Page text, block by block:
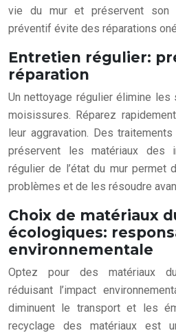
vie du mur et préservent son
préventif évite des réparations
Entretien régulier:
réparation
Un nettoyage régulier élimine
moisissures. Réparez
leur aggravation. Des
préservent les matériaux des
régulier de l’état du mur permet
problèmes et de les résoudre
Choix de matériaux
écologiques:
environnementale
Optez pour des matériaux
réduisant l’impact
diminuent le transport et les
recyclage des matériaux est